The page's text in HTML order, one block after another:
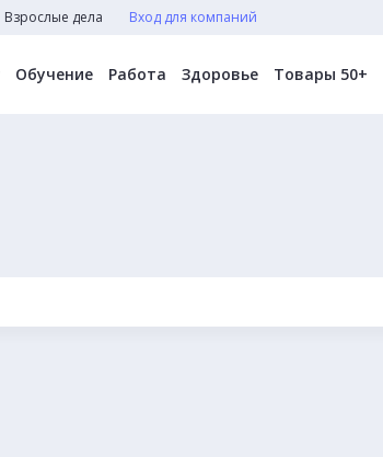
Взрослые дела Вход для компаний
Обучение Работа Здоровье Товары 50+